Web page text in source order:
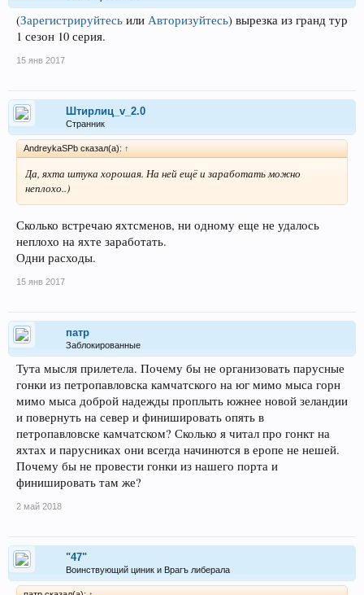
(Зарегистрируйтесь или Авторизуйтесь) вырезка из гранд тур
1 сезон 10 серия.
15 янв 2017
Штирлиц_v_2.0
Странник
AndreykaSPb сказал(а): ↑
Да, яхта штука хорошая. На ней ещё и заработать можно
неплохо..)
Сколько встречаю яхтсменов, ни одному еще не удалось
неплохо на яхте заработать.
Одни расходы.
15 янв 2017
патр
Заблокированные
Тута мысля прилетела. Почему бы не организовать парусные
гонки из петропавловска камчатского на юг мимо мыса горн
мимо мыса доброй надежды проплыть южнее новой зеландии
и повернуть на север и финишировать опять в
петропавловске камчатском? Сколько я читал про гонкт на
яхтах и парусниках они всегда начинются в еропе не нешей.
Почему бы не провести гонки из нашего порта и
финишировать там же?
2 май 2018
"47"
Воинствующий циник и Врагъ либерала